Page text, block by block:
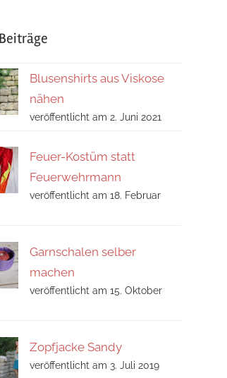
Blusenshirts aus Viskose
nähen
veröffentlicht am 2. Juni 2021
Feuer-Kostüm statt
Feuerwehrmann
veröffentlicht am 18. Februar
Garnschalen selber
machen
veröffentlicht am 15. Oktober
Zopfjacke Sandy
veröffentlicht am 3. Juli 2019